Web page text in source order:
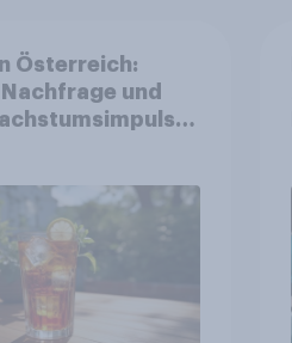
Österreich:
und